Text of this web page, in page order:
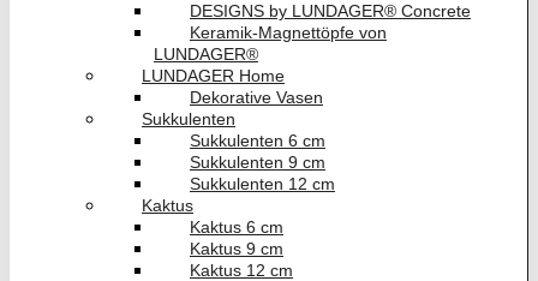
DESIGNS by LUNDAGER® Concrete
Keramik-Magnettöpfe von
LUNDAGER®
LUNDAGER Home
Dekorative Vasen
Sukkulenten
Sukkulenten 6 cm
Sukkulenten 9 cm
Sukkulenten 12 cm
Kaktus
Kaktus 6 cm
Kaktus 9 cm
Kaktus 12 cm